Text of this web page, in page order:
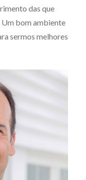
das que
bom ambiente
sermos melhores